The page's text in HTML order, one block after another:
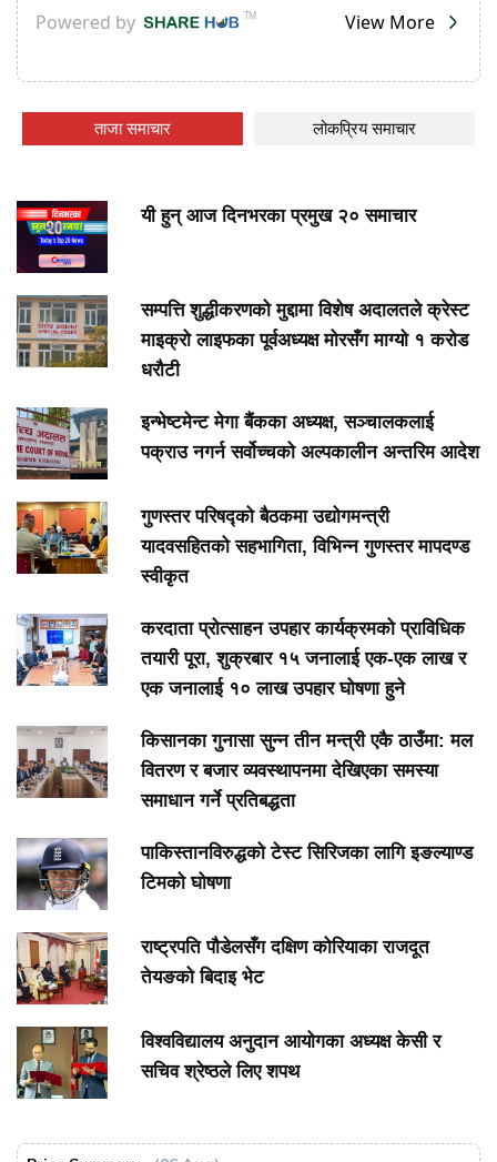
ताजा समाचार लोकप्रिय समाचार
यी हुन् आज दिनभरका प्रमुख २० समाचार
सम्पत्ति शुद्धीकरणको मुद्दामा विशेष अदालतले क्रेस्ट
माइक्रो लाइफका पूर्वअध्यक्ष मोरसँग माग्यो १ करोड
धरौटी
इन्भेष्टमेन्ट मेगा बैंकका अध्यक्ष, सञ्चालकलाई
पक्राउ नगर्न सर्वोच्चको अल्पकालीन अन्तरिम आदेश
गुणस्तर परिषद्को बैठकमा उद्योगमन्त्री
यादवसहितको सहभागिता, विभिन्न गुणस्तर मापदण्ड
स्वीकृत
करदाता प्रोत्साहन उपहार कार्यक्रमको प्राविधिक
तयारी पूरा, शुक्रबार १५ जनालाई एक-एक लाख र
एक जनालाई १० लाख उपहार घोषणा हुने
किसानका गुनासा सुन्न तीन मन्त्री एकै ठाउँमा: मल
वितरण र बजार व्यवस्थापनमा देखिएका समस्या
समाधान गर्ने प्रतिबद्धता
पाकिस्तानविरुद्धको टेस्ट सिरिजका लागि इङल्याण्ड
टिमको घोषणा
राष्ट्रपति पौडेलसँग दक्षिण कोरियाका राजदूत
तेयङको बिदाइ भेट
विश्वविद्यालय अनुदान आयोगका अध्यक्ष केसी र
सचिव श्रेष्ठले लिए शपथ